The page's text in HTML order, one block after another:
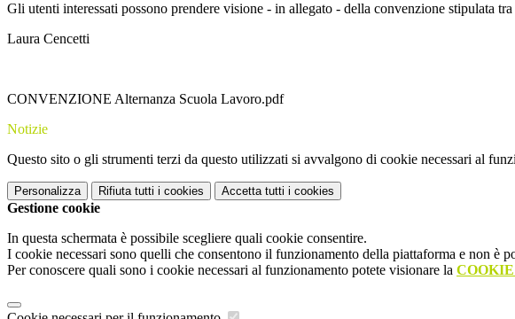
Gli utenti interessati possono prendere visione - in allegato - della convenzione stipulata
Laura Cencetti
CONVENZIONE Alternanza Scuola Lavoro.pdf
Notizie
Questo sito o gli strumenti terzi da questo utilizzati si avvalgono di cookie necessari al
Personalizza Rifiuta tutti i cookies Accetta tutti i cookies
Gestione cookie
In questa schermata è possibile scegliere quali cookie consentire.
I cookie necessari sono quelli che consentono il funzionamento della piattaforma e non è
Per conoscere quali sono i cookie necessari al funzionamento potete visionare la